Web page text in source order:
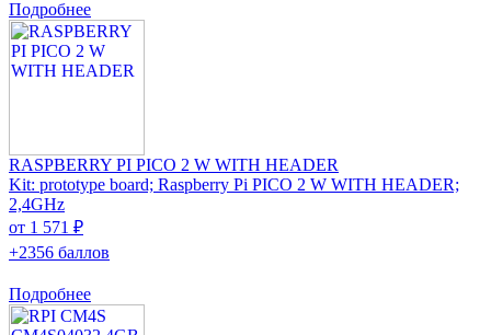
Подробнее
RASPBERRY PI PICO 2 W WITH HEADER
Kit: prototype board; Raspberry Pi PICO 2 W WITH HEADER;
2,4GHz
от 1 571 ₽
+2356 баллов
Подробнее